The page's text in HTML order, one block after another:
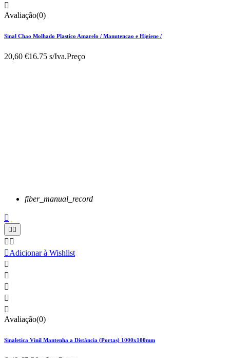

Avaliação(0)
Sinal Chao Molhado Plastico Amarelo / Manutencao e Higiene /
20,60 €16.75 s/Iva.Preço
fiber_manual_record


 
Adicionar à Wishlist





Avaliação(0)
Sinaletica Vinil Mantenha a Distância (Portas) 1000x100mm